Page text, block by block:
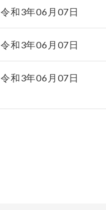
令和3年06月07日
令和3年06月07日
令和3年06月07日